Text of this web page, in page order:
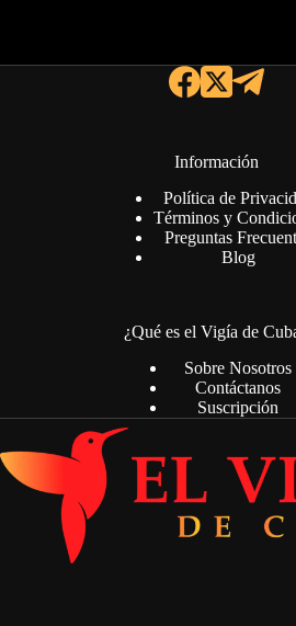
Información
Política de
Términos y
Preguntas
Blog
¿Qué es el Vigía de
Sobre Nosotros
Contáctanos
Suscripción